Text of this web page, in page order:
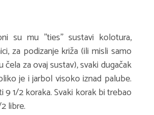
su mu ''ties'' sustavi kolotura,
za podizanje križa (ili misli samo
čela za ovaj sustav), svaki dugačak
je i jarbol visoko iznad palube.
9 1/2 koraka. Svaki korak bi trebao
libre.